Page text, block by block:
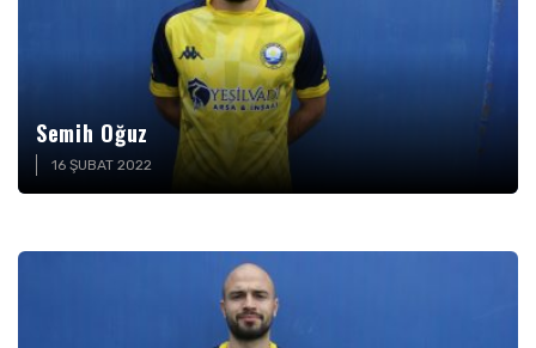
Semih Oğuz
16 ŞUBAT 2022